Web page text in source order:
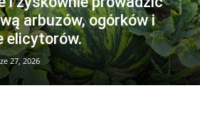
arbuzów, ogórków i
elicytorów.
27, 2026